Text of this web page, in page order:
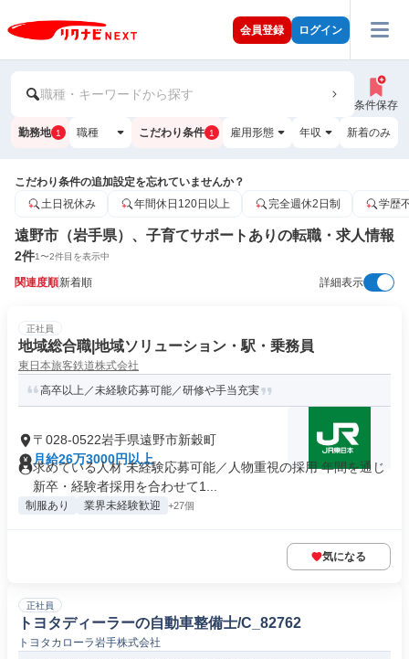
会員登録 ログイン
職種・キーワードから探す
条件保存
勤務地 1 職種 こだわり条件 1 雇用形態 年収 新着のみ
こだわり条件の追加設定を忘れていませんか？
土日祝休み
年間休日120日以上 完全週休2日制 学歴
遠野市（岩手県）、子育てサポートありの転職・求人情報
2件1〜2件目を表示中
関連度順新着順 詳細表示
正社員
地域総合職|地域ソリューション・駅・乗務員
東日本旅客鉄道株式会社
高卒以上／未経験応募可能／研修や手当充実
〒028-0522岩手県遠野市新穀町
月給26万3000円以上
求めている人材 未経験応募可能／人物重視の採用 年間を通じ
新卒・経験者採用を合わせて1...
制服あり 業界未経験歓迎 +27個
気になる
正社員
トヨタディーラーの自動車整備士/C_82762
トヨタカローラ岩手株式会社